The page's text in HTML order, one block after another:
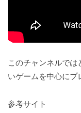
このチャンネルでは
いゲームを中心にプ
参考サイト